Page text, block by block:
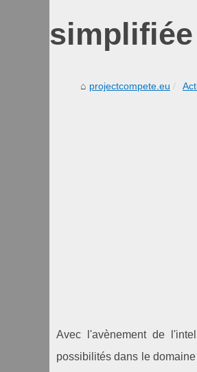
simplifiée
projectcompete.eu
Avec l'avènement de
possibilités dans le